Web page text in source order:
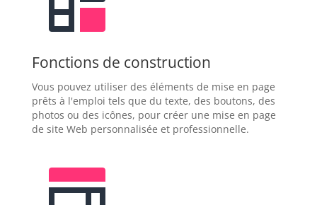
Fonctions de construction
Vous pouvez utiliser des éléments de mise en page
prêts à l'emploi tels que du texte, des boutons, des
photos ou des icônes, pour créer une mise en page
de site Web personnalisée et professionnelle.